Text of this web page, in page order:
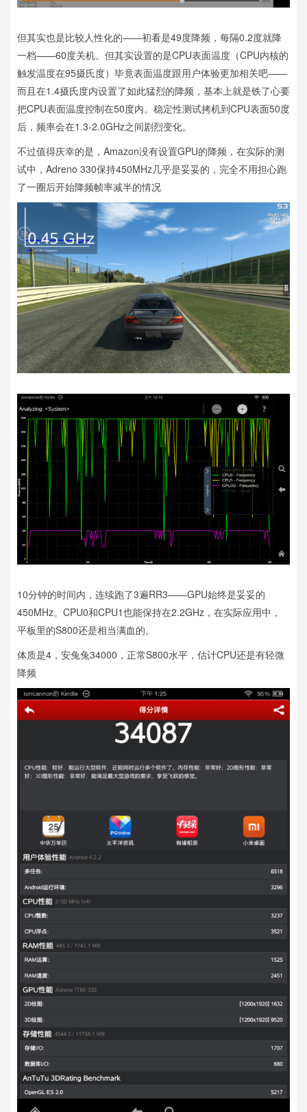
但其实也是比较人性化的——初看是49度降频，每隔0.2度就降
一档——60度关机。但其实设置的是CPU表面温度（CPU内核的
触发温度在95摄氏度）毕竟表面温度跟用户体验更加相关吧——
而且在1.4摄氏度内设置了如此猛烈的降频，基本上就是铁了心要
把CPU表面温度控制在50度内。稳定性测试拷机到CPU表面50度
后，频率会在1.3-2.0GHz之间剧烈变化。
不过值得庆幸的是，Amazon没有设置GPU的降频，在实际的测
试中，Adreno 330保持450MHz几乎是妥妥的，完全不用担心跑
了一圈后开始降频帧率减半的情况
10分钟的时间内，连续跑了3遍RR3——GPU始终是妥妥的
450MHz。CPU0和CPU1也能保持在2.2GHz，在实际应用中，
平板里的S800还是相当满血的。
体质是4，安兔兔34000，正常S800水平，估计CPU还是有轻微
降频